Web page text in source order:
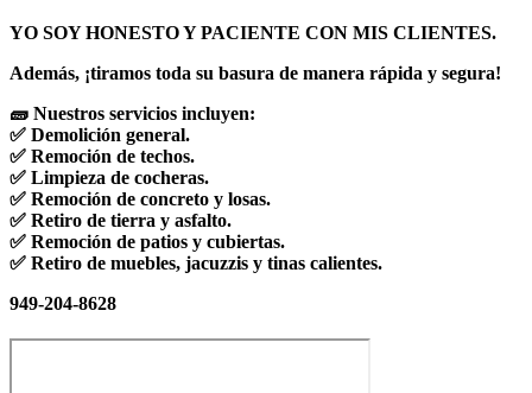
YO SOY HONESTO Y PACIENTE CON MIS CLIENTES.
Además, ¡tiramos toda su basura de manera rápida y segura!
🧱 Nuestros servicios incluyen:
✅ Demolición general.
✅ Remoción de techos.
✅ Limpieza de cocheras.
✅ Remoción de concreto y losas.
✅ Retiro de tierra y asfalto.
✅ Remoción de patios y cubiertas.
✅ Retiro de muebles, jacuzzis y tinas calientes.
949-204-8628